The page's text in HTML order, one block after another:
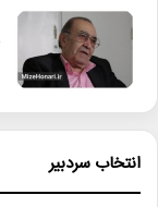
انتخاب سردبیر